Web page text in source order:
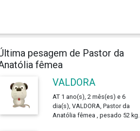
pesagem de Pastor da
fêmea
VALDORA
AT 1 ano(s), 2 mês(es) e 6
dia(s), VALDORA, Pastor da
Anatólia fêmea , pesado 52 kg.